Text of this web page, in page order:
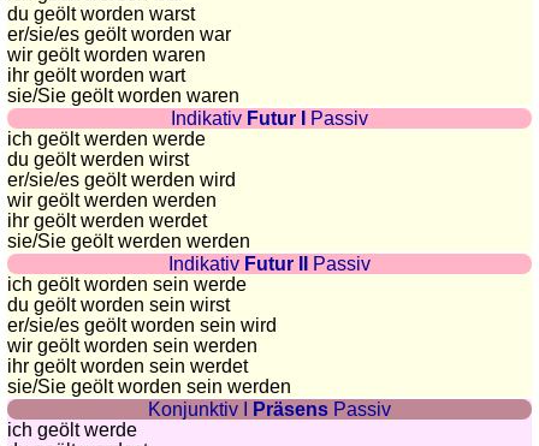
JEUX
Géographie
Quiz
de
côtes
et
fleuves
Quiz
de
géographie
Quiz
des
pays
Quiz
des
du geölt worden warst
er/sie/es geölt worden war
wir geölt worden waren
ihr geölt worden wart
sie/Sie geölt worden waren
Indikativ Futur I
Passiv
ich geölt werden werde
du geölt werden wirst
er/sie/es geölt werden wird
wir geölt werden werden
ihr geölt werden werdet
sie/Sie geölt werden werden
Indikativ Futur II
Passiv
ich geölt worden sein werde
du geölt worden sein wirst
er/sie/es geölt worden sein wird
wir geölt worden sein werden
ihr geölt worden sein werdet
sie/Sie geölt worden sein werden
Konjunktiv I
Präsens Passiv
ich geölt werde